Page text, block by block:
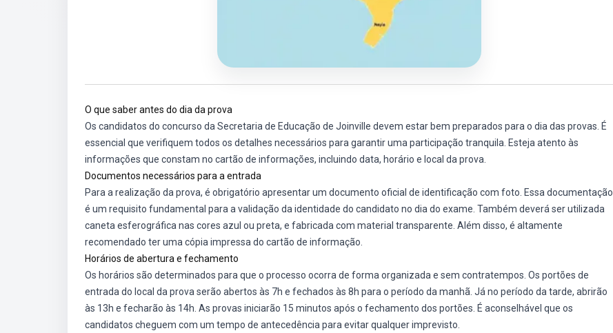
O que saber antes do dia da prova
Os candidatos do concurso da Secretaria de Educação de Joinville devem estar bem preparados para o dia das provas. É
essencial que verifiquem todos os detalhes necessários para garantir uma participação tranquila. Esteja atento às
informações que constam no cartão de informações, incluindo data, horário e local da prova.
Documentos necessários para a entrada
Para a realização da prova, é obrigatório apresentar um documento oficial de identificação com foto. Essa documentação
é um requisito fundamental para a validação da identidade do candidato no dia do exame. Também deverá ser utilizada
caneta esferográfica nas cores azul ou preta, e fabricada com material transparente. Além disso, é altamente
recomendado ter uma cópia impressa do cartão de informação.
Horários de abertura e fechamento
Os horários são determinados para que o processo ocorra de forma organizada e sem contratempos. Os portões de
entrada do local da prova serão abertos às 7h e fechados às 8h para o período da manhã. Já no período da tarde, abrirão
às 13h e fecharão às 14h. As provas iniciarão 15 minutos após o fechamento dos portões. É aconselhável que os
candidatos cheguem com um tempo de antecedência para evitar qualquer imprevisto.